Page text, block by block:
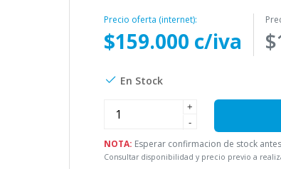
Precio oferta (internet):
$159.000 c/iva
En Stock
+
-
NOTA: Esperar confirmacion de stock
Consultar disponibilidad y precio previo a